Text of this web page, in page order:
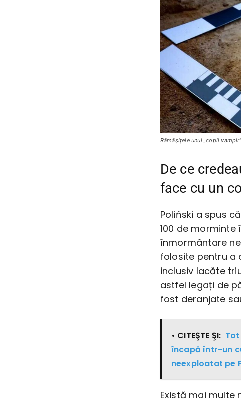
Rămăşiţele unui „copil
De ce
face cu un
Poliński a spus
100 de
înmormântare
folosite pentru a
inclusiv lacăte
astfel legați de
fost deranjate
• CITEŞTE ŞI:
încapă într-un
neexploatat pe
Există mai